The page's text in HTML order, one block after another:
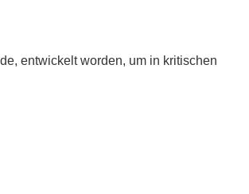
entwickelt worden, um in kritischen